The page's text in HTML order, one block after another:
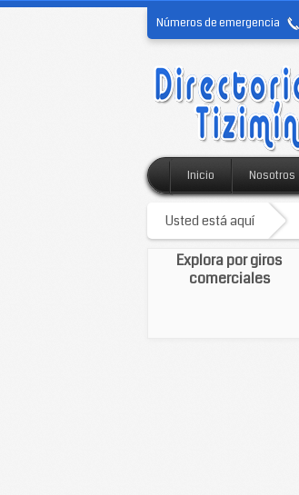
Números de emergencia
Inicio Nosotros
Usted está aquí
Explora por giros
comerciales